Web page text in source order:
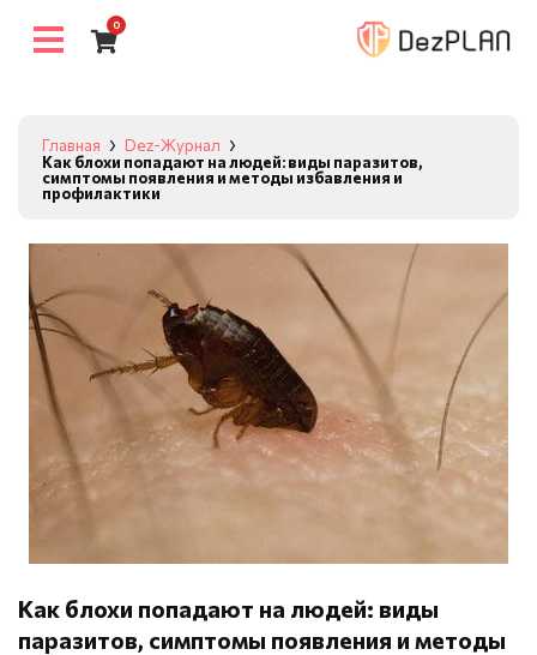
0
Главная
Dez-Журнал
Как блохи попадают на людей: виды паразитов,
симптомы появления и методы избавления и
профилактики
Как блохи попадают на людей: виды
паразитов, симптомы появления и методы